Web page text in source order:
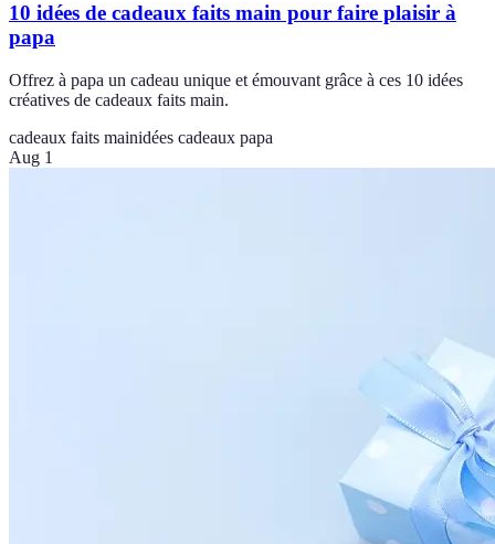
10 idées de cadeaux faits main pour faire plaisir à
papa
Offrez à papa un cadeau unique et émouvant grâce à ces 10 idées
créatives de cadeaux faits main.
cadeaux faits mainidées cadeaux papa
Aug 1